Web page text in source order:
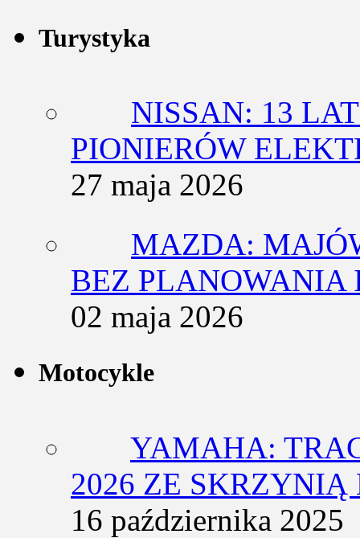
Turystyka
NISSAN: 13
PIONIERÓW
27 maja 2026
MAZDA:
BEZ PLANOWANIA
02 maja 2026
Motocykle
YAMAHA:
2026 ZE
16 października 2025